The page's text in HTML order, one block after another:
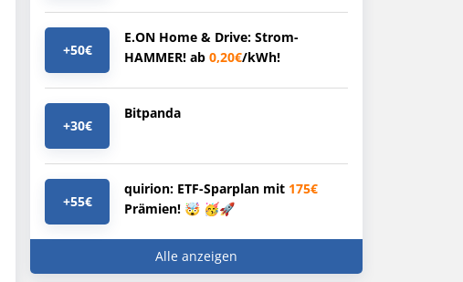
+50€
E.ON Home & Drive: Strom-
HAMMER! ab 0,20€/kWh!
+30€
Bitpanda
+55€
quirion: ETF-Sparplan mit 175€
Prämien! 🤯 🥳🚀
Alle anzeigen